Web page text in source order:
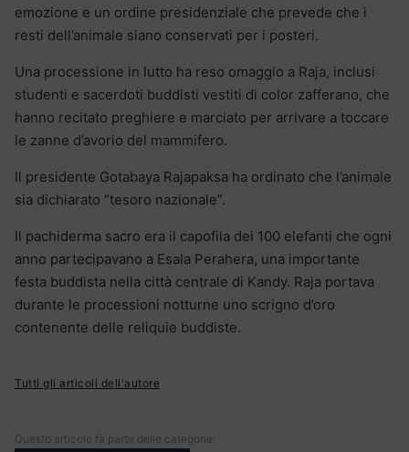
emozione e un ordine presidenziale che prevede che i
resti dell’animale siano conservati per i posteri.
Una processione in lutto ha reso omaggio a Raja, inclusi
studenti e sacerdoti buddisti vestiti di color zafferano, che
hanno recitato preghiere e marciato per arrivare a toccare
le zanne d’avorio del mammifero.
Il presidente Gotabaya Rajapaksa ha ordinato che l’animale
sia dichiarato “tesoro nazionale”.
Il pachiderma sacro era il capofila dei 100 elefanti che ogni
anno partecipavano a Esala Perahera, una importante
festa buddista nella città centrale di Kandy. Raja portava
durante le processioni notturne uno scrigno d’oro
contenente delle reliquie buddiste.
Tutti gli articoli dell'autore
Questo articolo fa parte delle categorie: